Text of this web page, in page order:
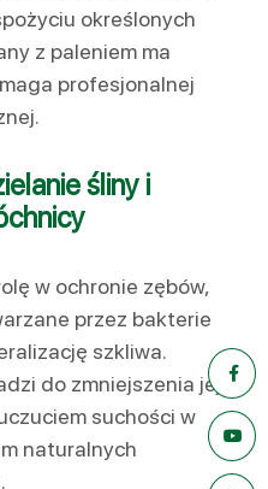
określonych
z paleniem ma
profesjonalnej
śliny i
w ochronie zębów,
przez bakterie
szkliwa.
do zmniejszenia jej
suchości w
naturalnych